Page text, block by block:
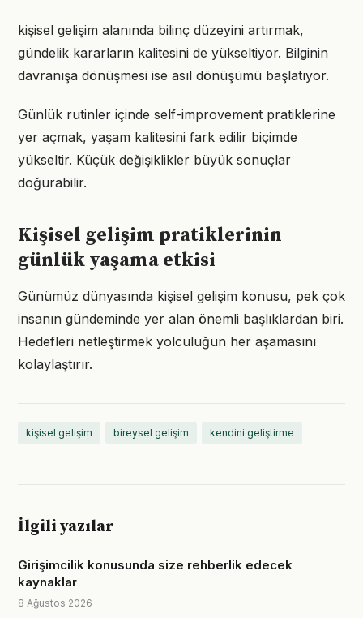
kişisel gelişim alanında bilinç düzeyini artırmak,
gündelik kararların kalitesini de yükseltiyor. Bilginin
davranışa dönüşmesi ise asıl dönüşümü başlatıyor.
Günlük rutinler içinde self-improvement pratiklerine
yer açmak, yaşam kalitesini fark edilir biçimde
yükseltir. Küçük değişiklikler büyük sonuçlar
doğurabilir.
Kişisel gelişim pratiklerinin
günlük yaşama etkisi
Günümüz dünyasında kişisel gelişim konusu, pek çok
insanın gündeminde yer alan önemli başlıklardan biri.
Hedefleri netleştirmek yolculuğun her aşamasını
kolaylaştırır.
kişisel gelişim bireysel gelişim kendini geliştirme
İlgili yazılar
Girişimcilik konusunda size rehberlik edecek
kaynaklar
8 Ağustos 2026